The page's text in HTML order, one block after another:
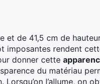
et de 41,5 cm de
imposantes rendent
donner cette
du matériau
Lorsqu’on l’allume, on